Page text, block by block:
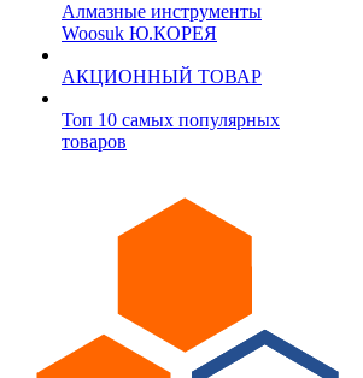
Алмазные инструменты
Woosuk Ю.КОРЕЯ
АКЦИОННЫЙ ТОВАР
Топ 10 самых популярных
товаров